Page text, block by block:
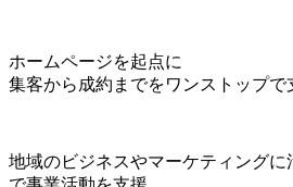
ホームページを起点に
集客から成約までをワンストップで
地域のビジネスやマーケティングに